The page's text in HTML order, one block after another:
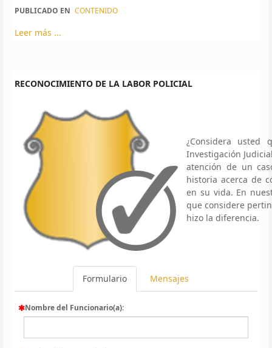
PUBLICADO EN CONTENIDO
Leer más ...
RECONOCIMIENTO DE LA LABOR POLICIAL
¿Considera usted
Investigación
atención de un
historia acerca de
en su vida. En
que considere
hizo la diferencia.
Formulario Mensajes
Nombre del Funcionario(a):